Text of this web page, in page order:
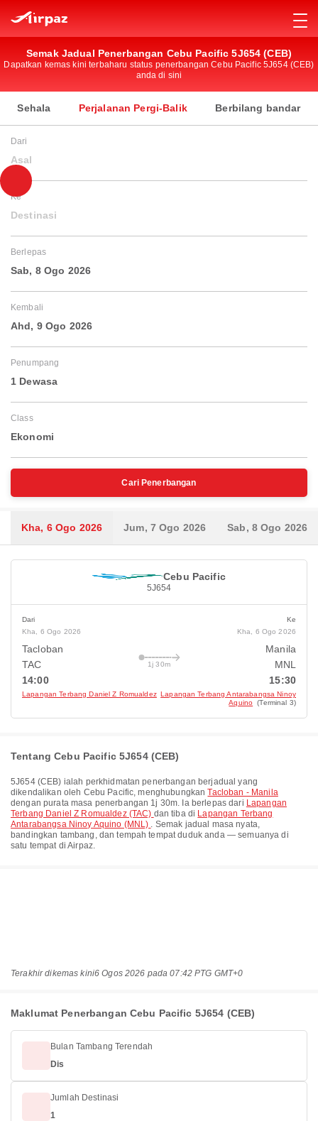
Semak Jadual Penerbangan Cebu Pacific 5J654 (CEB)
Dapatkan kemas kini terbaharu status penerbangan Cebu Pacific 5J654 (CEB)
anda di sini
Sehala Perjalanan Pergi-Balik Berbilang bandar
Dari
Asal
Ke
Destinasi
Berlepas
Sab, 8 Ogo 2026
Kembali
Ahd, 9 Ogo 2026
Penumpang
1 Dewasa
Class
Ekonomi
Cari Penerbangan
Kha, 6 Ogo 2026 Jum, 7 Ogo 2026 Sab, 8 Ogo 2026
Cebu Pacific
5J654
Dari
Kha, 6 Ogo 2026
Tacloban
TAC
14:00
Lapangan Terbang Daniel Z Romualdez
1j 30m
Ke
Kha, 6 Ogo 2026
Manila
MNL
15:30
Lapangan Terbang Antarabangsa Ninoy
Aquino (Terminal 3)
Tentang Cebu Pacific 5J654 (CEB)
5J654(CEB) ialah perkhidmatan penerbangan berjadual yang
dikendalikan oleh Cebu Pacific, menghubungkanTacloban - Manila
dengan purata masa penerbangan 1j 30m. Ia berlepas dari Lapangan
Terbang Daniel Z Romualdez (TAC) dan tiba di Lapangan Terbang
Antarabangsa Ninoy Aquino (MNL) . Semak jadual masa nyata,
bandingkan tambang, dan tempah tempat duduk anda — semuanya di
satu tempat di Airpaz.
Terakhir dikemas kini6 Ogos 2026 pada 07:42 PTG GMT+0
Maklumat Penerbangan Cebu Pacific 5J654 (CEB)
Bulan Tambang Terendah
Dis
Jumlah Destinasi
1